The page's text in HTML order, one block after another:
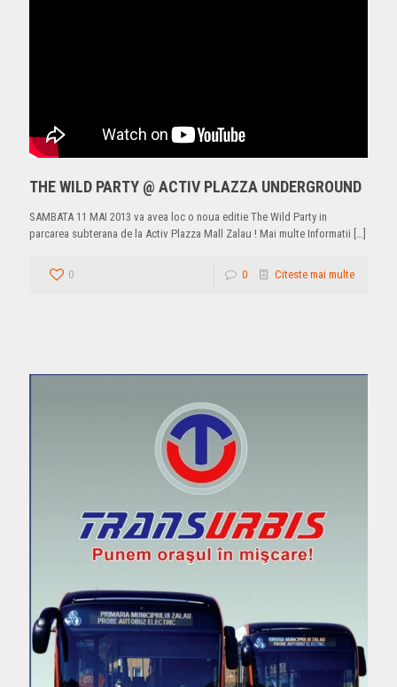
THE WILD PARTY @ ACTIV PLAZZA UNDERGROUND
SAMBATA 11 MAI 2013 va avea loc o noua editie The Wild Party in
parcarea subterana de la Activ Plazza Mall Zalau ! Mai multe Informatii
0 0 Citeste mai multe